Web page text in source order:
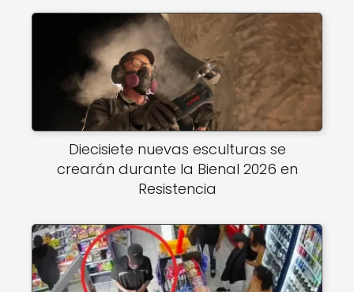
Diecisiete nuevas esculturas se
crearán durante la Bienal 2026 en
Resistencia